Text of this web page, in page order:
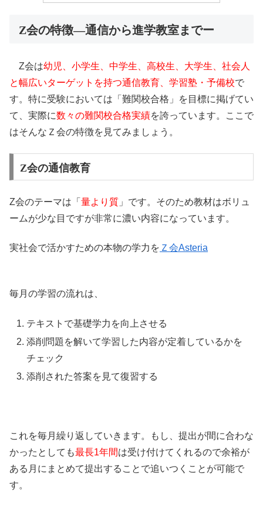
Z会の特徴―通信から進学教室までー
Z会は幼児、小学生、中学生、高校生、大学生、社会人
と幅広いターゲットを持つ通信教育、学習塾・予備校で
す。特に受験においては「難関校合格」を目標に掲げてい
て、実際に数々の難関校合格実績を誇っています。ここで
はそんなＺ会の特徴を見てみましょう。
Z会の通信教育
Z会のテーマは「 量より質 」です。そのため教材はボリュ
ームが少な目ですが非常に濃い内容になっています。
実社会で活かすための本物の学力を Ｚ会Asteria
毎月の学習の流れは、
テキストで基礎学力を向上させる
添削問題を解いて学習した内容が定着しているかを
チェック
添削された答案を見て復習する
これを毎月繰り返していきます。もし、提出が間に合わな
かったとしても最長1年間は受け付けてくれるので余裕が
ある月にまとめて提出することで追いつくことが可能で
す。